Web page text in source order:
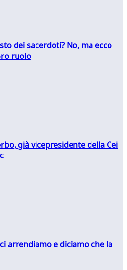
dei sacerdoti? No, ma ecco
ruolo
già vicepresidente della Cei
arrendiamo e diciamo che la